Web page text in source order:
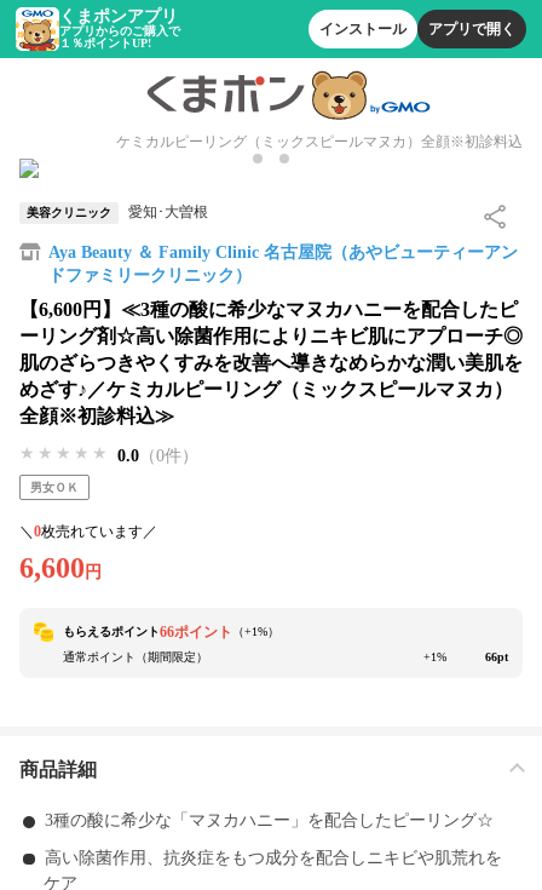
くまポンアプリ
アプリからのご購入で
１％ポイントUP!
インストール アプリで開く
ケミカルピーリング（ミックスピールマヌカ）全顔※初診料込
美容クリニック 愛知･大曽根
Aya Beauty ＆ Family Clinic 名古屋院（あやビューティーアン
ドファミリークリニック）
【6,600円】≪3種の酸に希少なマヌカハニーを配合したピ
ーリング剤☆高い除菌作用によりニキビ肌にアプローチ◎
肌のざらつきやくすみを改善へ導きなめらかな潤い美肌を
めざす♪／ケミカルピーリング（ミックスピールマヌカ）
全顔※初診料込≫
★★★★★
★★★★★
★★★★★ 0.0 （0件）
男女ＯＫ
＼ 0枚売れています／
6,600 円
もらえるポイント66ポイント （+1%）
通常ポイント（期間限定）
+1% 66pt
商品詳細
3種の酸に希少な「マヌカハニー」を配合したピーリング☆
高い除菌作用、抗炎症をもつ成分を配合しニキビや肌荒れを
ケア